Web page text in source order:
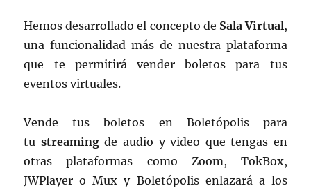
Hemos desarrollado el concepto de Sala Virtual,
una funcionalidad más de nuestra plataforma
que te permitirá vender boletos para tus
eventos virtuales.
Vende tus boletos en Boletópolis para
tu streamingde audio y video que tengas en
otras plataformas como Zoom, TokBox,
JWPlayer o Mux y Boletópolis enlazará a los